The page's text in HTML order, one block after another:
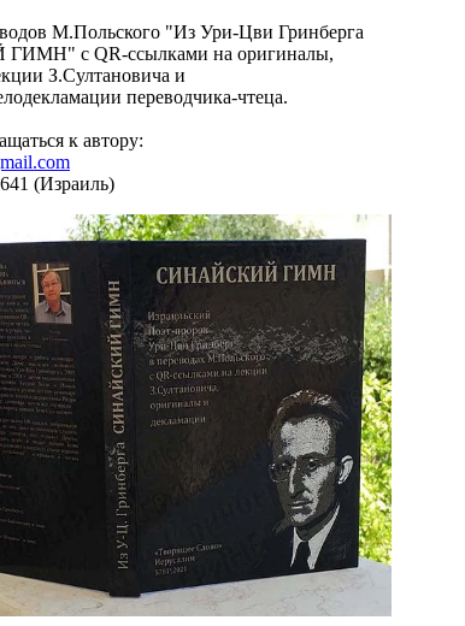
М.Польского "Из Ури-Цви Гринберга
с QR-ссылками на оригиналы,
З.Султановича и
переводчика-чтеца.
к автору:
(Израиль)